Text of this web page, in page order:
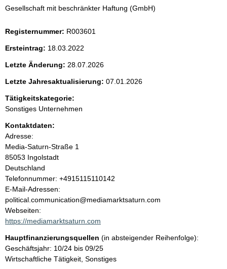
t
e
n
i
n
h
a
l
t
Gesellschaft mit beschränkter Haftung (GmbH)
Registernummer: R003601
Ersteintrag: 18.03.2022
Letzte Änderung: 28.07.2026
Letzte Jahresaktualisierung: 07.01.2026
Tätigkeitskategorie:
Sonstiges Unternehmen
Kontaktdaten:
Adresse:
Media-Saturn-Straße 1
85053 Ingolstadt
Deutschland
K
o
n
t
a
t
i
n
Telefonnummer: +4915115110142
E-Mail-Adressen:
political.communication@mediamarktsaturn.com
Webseiten:
https://mediamarktsaturn.com
Hauptfinanzierungsquellen (in absteigender Reihenfolge):
Geschäftsjahr: 10/24 bis 09/25
Wirtschaftliche Tätigkeit, Sonstiges